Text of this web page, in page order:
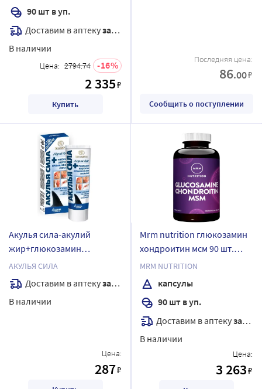
90 шт в уп.
Доставим в аптекузавтра
В наличии
Цена: 2794.74 16
2 335₽
Купить
Последняя цена:
86.00₽
Сообщить о поступлении
Акулья сила-акулий
жир+глюкозамин
хондроитин муравьиная
кислота сабельник гель-
бальзам для тела 100 мл
АКУЛЬЯ СИЛА
Доставим в аптекузавтра
В наличии
Цена:
287₽
Mrm nutrition глюкозамин
хондроитин мсм 90 шт.
капсулы массой 1130 мг
MRM NUTRITION
капсулы
90 шт в уп.
Доставим в аптекузавтра
В наличии
Цена:
3 263₽